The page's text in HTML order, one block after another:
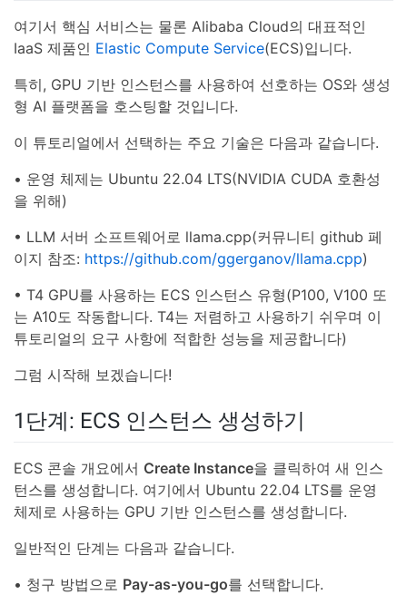
여기서 핵심 서비스는 물론 Alibaba Cloud의 대표적인
IaaS 제품인 Elastic Compute Service(ECS)입니다.
특히, GPU 기반 인스턴스를 사용하여 선호하는 OS와 생성
형 AI 플랫폼을 호스팅할 것입니다.
이 튜토리얼에서 선택하는 주요 기술은 다음과 같습니다.
• 운영 체제는 Ubuntu 22.04 LTS(NVIDIA CUDA 호환성
을 위해)
• LLM 서버 소프트웨어로 llama.cpp(커뮤니티 github 페
이지 참조: https://github.com/ggerganov/llama.cpp)
• T4 GPU를 사용하는 ECS 인스턴스 유형(P100, V100 또
는 A10도 작동합니다. T4는 저렴하고 사용하기 쉬우며 이
튜토리얼의 요구 사항에 적합한 성능을 제공합니다)
그럼 시작해 보겠습니다!
1단계: ECS 인스턴스 생성하기
ECS 콘솔 개요에서 Create Instance을 클릭하여 새 인스
턴스를 생성합니다. 여기에서 Ubuntu 22.04 LTS를 운영
체제로 사용하는 GPU 기반 인스턴스를 생성합니다.
일반적인 단계는 다음과 같습니다.
• 청구 방법으로 Pay-as-you-go를 선택합니다.